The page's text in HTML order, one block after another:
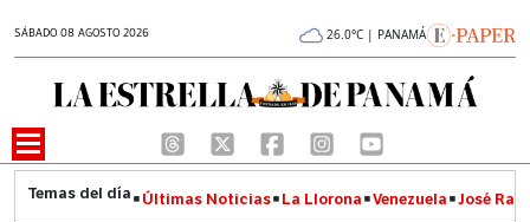
SÁBADO 08 AGOSTO 2026 26.0°C | PANAMÁ
Últimas Noticias La Llorona Venezuela José